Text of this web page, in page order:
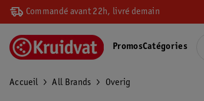
Commandé avant 22h, livré demain
PromosCatégories
Accueil All Brands Overig